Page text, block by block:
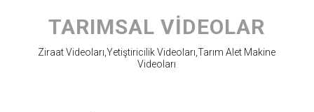
content
TARIMSAL VIDEOLAR
Ziraat Videoları,Yetiştiricilik Videoları,Tarım Alet Makine
Videoları